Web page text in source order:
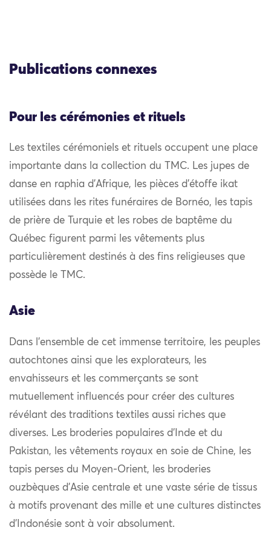
Publications connexes
Pour les cérémonies et rituels
Les textiles cérémoniels et rituels occupent une place
importante dans la collection du TMC. Les jupes de
danse en raphia d’Afrique, les pièces d’étoffe ikat
utilisées dans les rites funéraires de Bornéo, les tapis
de prière de Turquie et les robes de baptême du
Québec figurent parmi les vêtements plus
particulièrement destinés à des fins religieuses que
possède le TMC.
Asie
Dans l’ensemble de cet immense territoire, les peuples
autochtones ainsi que les explorateurs, les
envahisseurs et les commerçants se sont
mutuellement influencés pour créer des cultures
révélant des traditions textiles aussi riches que
diverses. Les broderies populaires d’Inde et du
Pakistan, les vêtements royaux en soie de Chine, les
tapis perses du Moyen-Orient, les broderies
ouzbèques d’Asie centrale et une vaste série de tissus
à motifs provenant des mille et une cultures distinctes
d’Indonésie sont à voir absolument.